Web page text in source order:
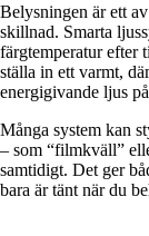
Belysningen är ett
skillnad. Smarta
färgtemperatur efter
ställa in ett varmt,
energigivande ljus
Många system kan
– som “filmkväll”
samtidigt. Det ger
bara är tänt när du